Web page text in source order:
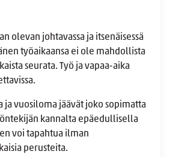
olevan johtavassa ja itsenäisessä
työaikaansa ei ole mahdollista
seurata. Työ ja vapaa-aika
ja vuosiloma jäävät joko sopimatta
kannalta epäedullisella
voi tapahtua ilman
perusteita.